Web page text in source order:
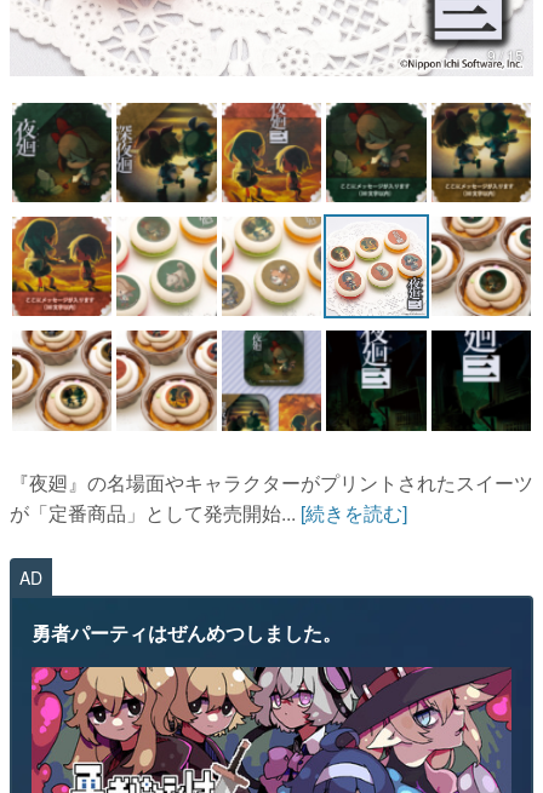
その他
電ファミニコゲーマーとは？
運営：株式会社マレ
9 / 15
『夜廻』の名場面やキャラクターがプリントされたスイーツ
が「定番商品」として発売開始... [続きを読む]
AD
勇者パーティはぜんめつしました。